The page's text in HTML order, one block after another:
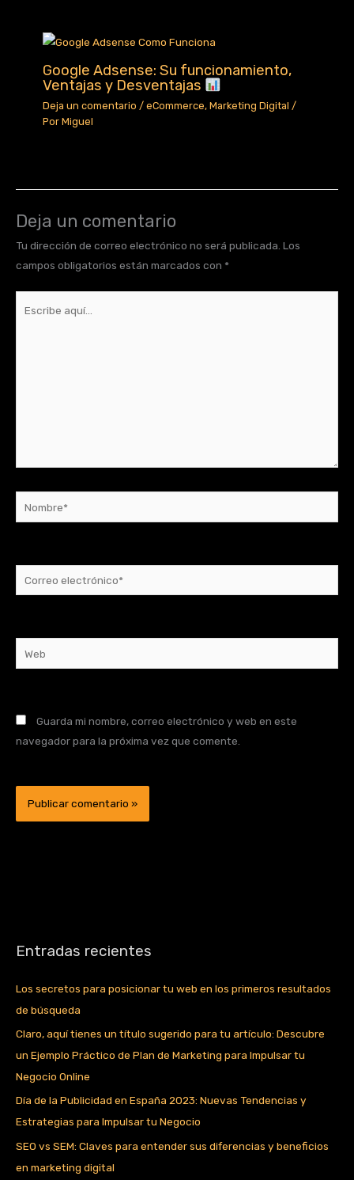
Google Adsense: Su funcionamiento,
Ventajas y Desventajas
Deja un comentario /eCommerce,Marketing Digital /
PorMiguel
Deja un comentario
Tu dirección de correo electrónico no será publicada. Los
campos obligatorios están marcados con *
electrónico*
Guarda mi nombre, correo electrónico y web en este
navegador para la próxima vez que comente.
Entradas recientes
Los secretos para posicionar tu web en los primeros resultados
de búsqueda
Claro, aquí tienes un título sugerido para tu artículo: Descubre
un Ejemplo Práctico de Plan de Marketing para Impulsar tu
Negocio Online
Día de la Publicidad en España 2023: Nuevas Tendencias y
Estrategias para Impulsar tu Negocio
SEO vs SEM: Claves para entender sus diferencias y beneficios
en marketing digital